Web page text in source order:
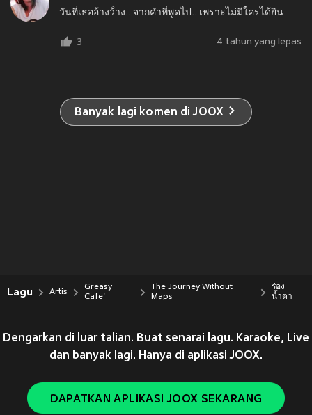
วันที่เธออ้างว้่าง.. จากคำที่พูดไป.. เพราะไม่มีใครได้ยิน
3 4 tahun yang lepas
Banyak lagi komen di JOOX
Lagu Artis
Greasy
Cafe'
The Journey Without
Maps
ร่อง
น้ำตา
Dengarkan di luar talian. Buat senarai lagu. Karaoke, Live
dan banyak lagi. Hanya di aplikasi JOOX.
DAPATKAN APLIKASI JOOX SEKARANG